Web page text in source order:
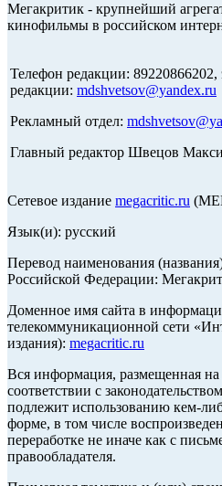
Мегакритик - крупнейший
кинофильмы в российском
Телефон редакции: 89220866202,
редакции: mdshvetsov@yandex.ru
Рекламный отдел:
Главный редактор Швецов
Сетевое издание megacritic.ru
Язык(и): русский
Перевод наименования
Российской Федерации:
Доменное имя сайта в
телекоммуникационной сети
издания): megacritic.ru
Вся информация, размещенная на
соответствии с
подлежит использованию кем-
форме, в том числе
переработке не иначе как с
правообладателя.